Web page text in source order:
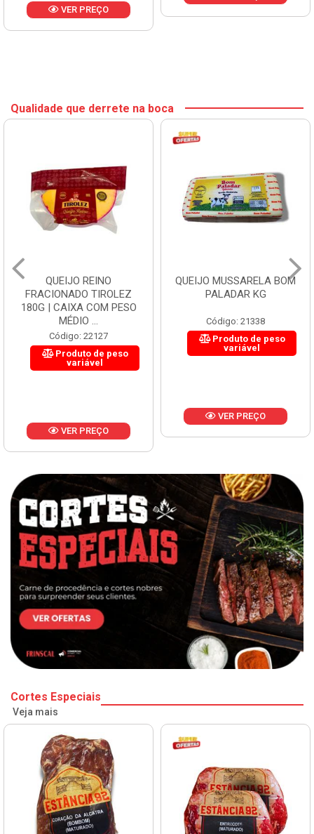
VER PREÇO
Qualidade que derrete na boca
QUEIJO REINO
FRACIONADO TIROLEZ
180G | CAIXA COM PESO
MÉDIO ...
Código: 22127
Produto de peso
variável
VER PREÇO
QUEIJO MUSSARELA BOM
PALADAR KG
Código: 21338
Produto de peso
variável
VER PREÇO
Cortes Especiais
Veja mais